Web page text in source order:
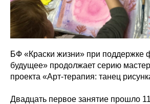
БФ «Краски жизни» при поддержке
будущее» продолжает серию
проекта «Арт-терапия: танец
Двадцать первое занятие прошло